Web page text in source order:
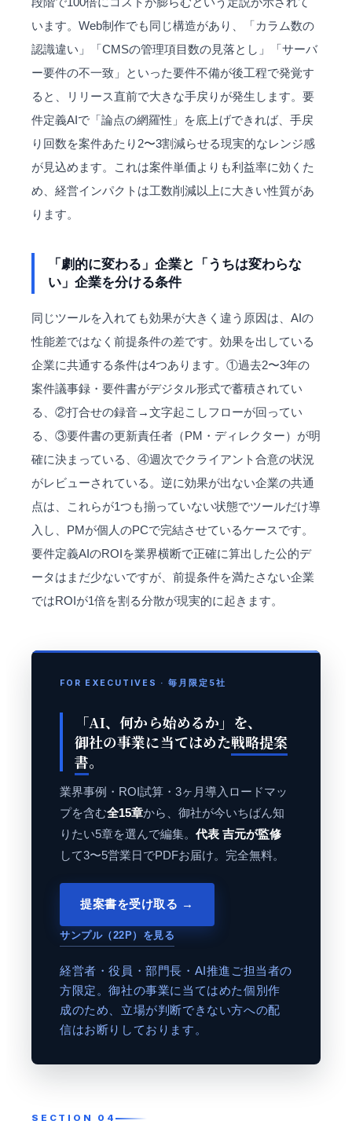
います。Web制作でも同じ構造があり、「カラム数の
認識違い」「CMSの管理項目数の見落とし」「サーバ
ー要件の不一致」といった要件不備が後工程で発覚す
ると、リリース直前で大きな手戻りが発生します。要
件定義AIで「論点の網羅性」を底上げできれば、手戻
り回数を案件あたり2〜3割減らせる現実的なレンジ感
が見込めます。これは案件単価よりも利益率に効くた
め、経営インパクトは工数削減以上に大きい性質があ
ります。
「劇的に変わる」企業と「うちは変わらな
い」企業を分ける条件
同じツールを入れても効果が大きく違う原因は、AIの
性能差ではなく前提条件の差です。効果を出している
企業に共通する条件は4つあります。①過去2〜3年の
案件議事録・要件書がデジタル形式で蓄積されてい
る、②打合せの録音→文字起こしフローが回ってい
る、③要件書の更新責任者（PM・ディレクター）が明
確に決まっている、④週次でクライアント合意の状況
がレビューされている。逆に効果が出ない企業の共通
点は、これらが1つも揃っていない状態でツールだけ導
入し、PMが個人のPCで完結させているケースです。
要件定義AIのROIを業界横断で正確に算出した公的デ
ータはまだ少ないですが、前提条件を満たさない企業
ではROIが1倍を割る分散が現実的に起きます。
FOR EXECUTIVES · 毎月限定5社
「AI、何から始めるか」を、
御社の事業に当てはめた戦略提案
書。
業界事例・ROI試算・3ヶ月導入ロードマッ
プを含む全15章から、御社が今いちばん知
りたい5章を選んで編集。 代表 吉元が監修
して3〜5営業日でPDFお届け。完全無料。
提案書を受け取る →
サンプル（22P）を見る
経営者・役員・部門長・AI推進ご担当者の
方限定。御社の事業に当てはめた個別作
成のため、立場が判断できない方への配
信はお断りしております。